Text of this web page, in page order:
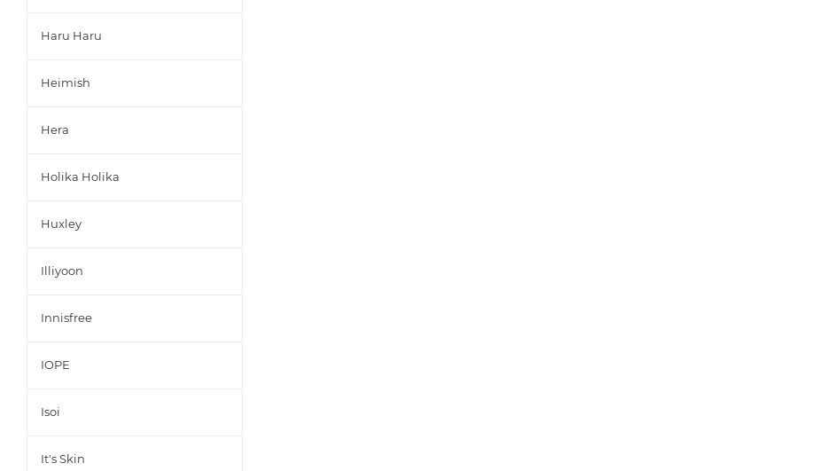
Haru Haru
Heimish
Hera
Holika Holika
Huxley
Illiyoon
Innisfree
IOPE
Isoi
It's Skin